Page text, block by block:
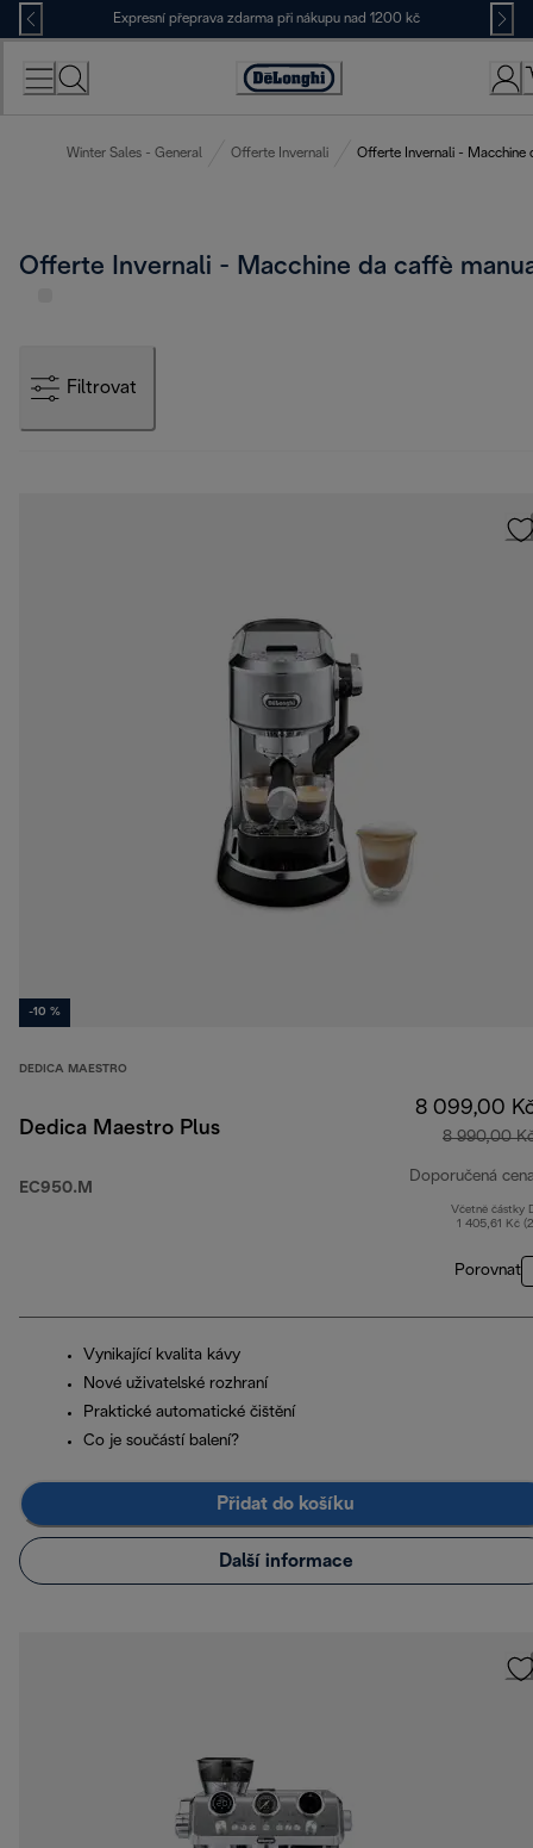
Skip
to
Content
Expresní přeprava zdarma při nákupu nad 1200 kč
Accessibility
Winter Sales - General Offerte Invernali Offerte Invernali - Macchine
Offerte Invernali - Macchine da caffè
Filtrovat
-10 %
DEDICA MAESTRO
Dedica Maestro Plus
EC950.M
8 099,00
8 990,00
Doporučená
Včetně částky
1 405,61 Kč
Porovnat
Vynikající kvalita kávy
Nové uživatelské rozhraní
Praktické automatické čištění
Co je součástí balení?
Přidat do košíku
Další informace